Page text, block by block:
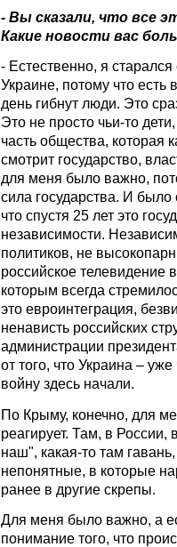
- Вы сказали, что все
Какие новости вас
- Естественно, я
Украине, потому что
день гибнут люди. Это
Это не просто чьи-то
часть общества, которая
смотрит государство,
для меня было важно,
сила государства. И было
что спустя 25 лет это
независимости.
политиков, не
российское телевидение
которым всегда
это евроинтеграция,
ненависть российских
администрации
от того, что Украина –
войну здесь начали.
По Крыму, конечно, для
реагирует. Там, в
наш", какая-то там
непонятные, в которые
ранее в другие скрепы.
Для меня было важно, а
понимание того, что